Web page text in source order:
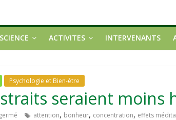
ACTIVITES INTERVENANTS
Psychologie et Bien-être
seraient moins
attention, bonheur, concentration, effets